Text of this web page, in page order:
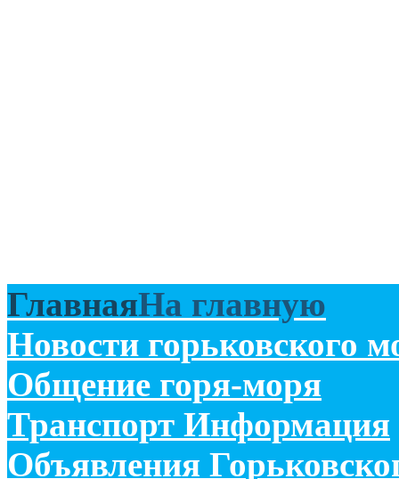
ГлавнаяНа главную
Новости горьковского
Общение горя-моря
Транспорт Информация
Объявления